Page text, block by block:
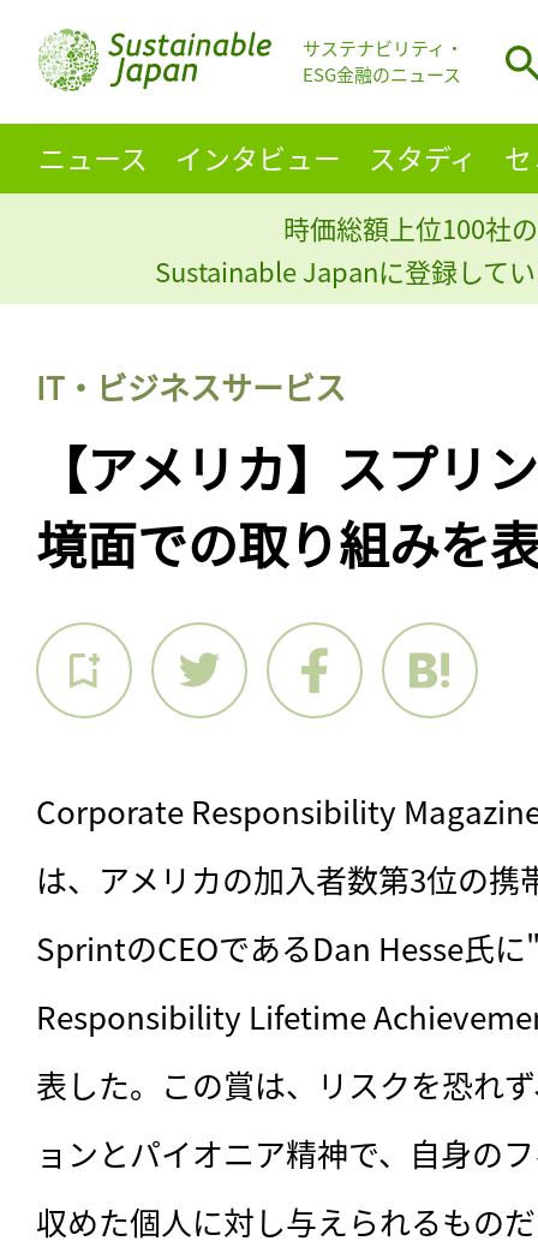
サステナビリティ・
ESG金融のニュース
ニュース インタビュー スタディ
時価総額上位100社
Sustainable Japanに登録して
IT・ビジネスサービス
【アメリカ】スプリ
境面での取り組みを
Corporate Responsibility
は、アメリカの加入者数第3位の携
SprintのCEOであるDan Hesse氏
Responsibility Lifetime
表した。この賞は、リスクを恐れ
ョンとパイオニア精神で、自身の
収めた個人に対し与えられるもの